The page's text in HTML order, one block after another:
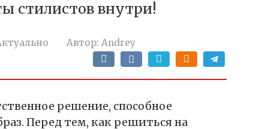
стилистов внутри!
Автор: Andrey
решение, способное
Перед тем, как решиться на